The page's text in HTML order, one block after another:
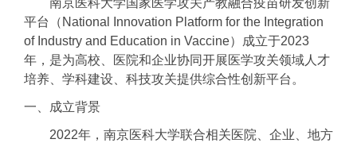
泰州产业研究院
科普宣传
诚聘英才
平台（National Innovation Platform for the Integration
of Industry and Education in Vaccine）成立于2023
年，是为高校、医院和企业协同开展医学攻关领域人才
培养、学科建设、科技攻关提供综合性创新平台。
一、成立背景
2022年，南京医科大学联合相关医院、企业、地方